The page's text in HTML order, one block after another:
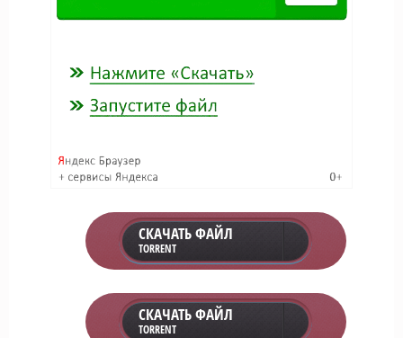
СКАЧАТЬ ФАЙЛ
TORRENT
СКАЧАТЬ ФАЙЛ
TORRENT